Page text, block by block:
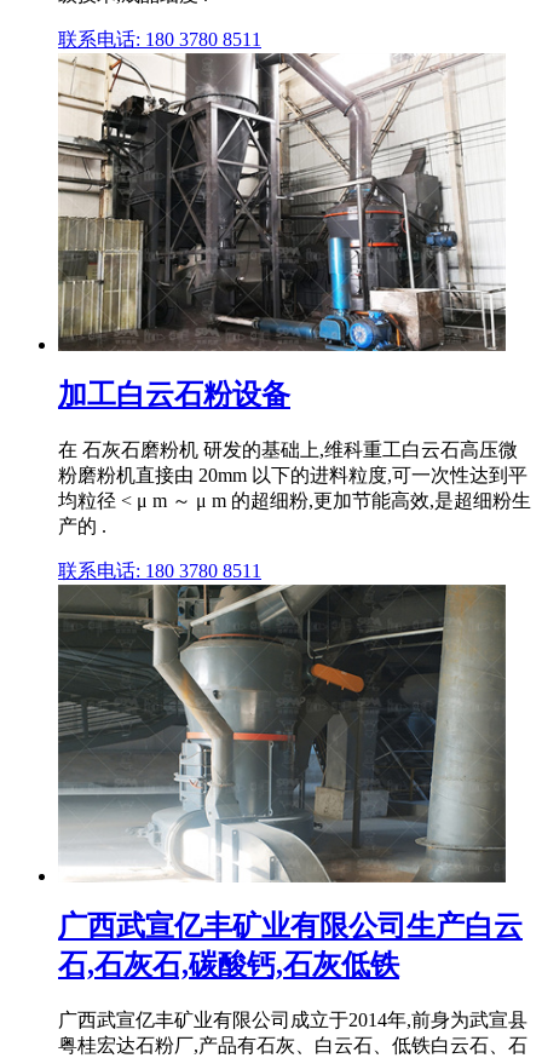
联系电话: 180 3780 8511
加工白云石粉设备
在 石灰石磨粉机 研发的基础上,维科重工白云石高压微
粉磨粉机直接由 20mm 以下的进料粒度,可一次性达到平
均粒径 < μ m ～ μ m 的超细粉,更加节能高效,是超细粉生
产的 .
联系电话: 180 3780 8511
广西武宣亿丰矿业有限公司生产白云
石,石灰石,碳酸钙,石灰低铁
广西武宣亿丰矿业有限公司成立于2014年,前身为武宣县
粤桂宏达石粉厂,产品有石灰、白云石、低铁白云石、石